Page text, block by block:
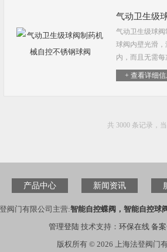
气动卫生级
锈钢球阀
气动卫生级球
球阀内壁光滑
内，而且无需每
这些优势使得球
儿。
+ 查看详细信
共 3000 条记录，
产品中心 新闻资讯
阀门有限公司主营:智能自控蝶阀，智能自控球
管理登陆技术支持： 环保在线 备
版权所有 © 2026 上海法登阀门